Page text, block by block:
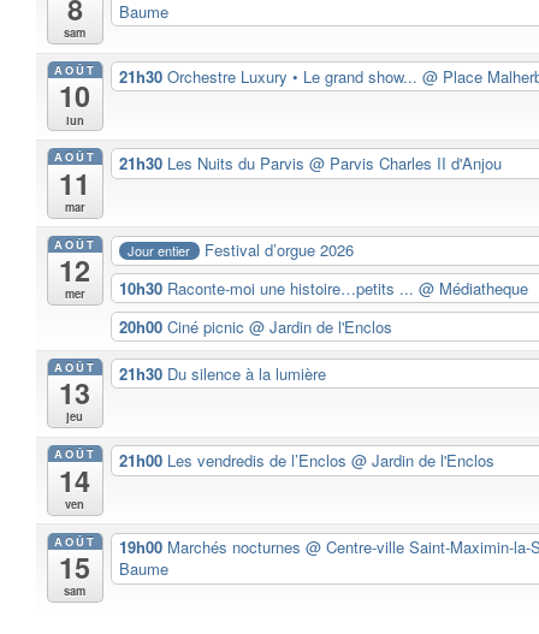
8
sam
Baume
AOÛT
10
lun
21h30 Orchestre Luxury • Le grand show... @ Place
AOÛT
11
mar
21h30 Les Nuits du Parvis @ Parvis Charles II d'Anjou
AOÛT
12
mer
Jour entier
Festival d’orgue 2026
10h30 Raconte-moi une histoire…petits ... @ Médiatheque
20h00 Ciné picnic @ Jardin de l'Enclos
AOÛT
13
jeu
21h30 Du silence à la lumière
AOÛT
14
ven
21h00 Les vendredis de l’Enclos @ Jardin de l'Enclos
AOÛT
15
sam
19h00 Marchés nocturnes @ Centre-ville Saint-Maximin-la-
Baume